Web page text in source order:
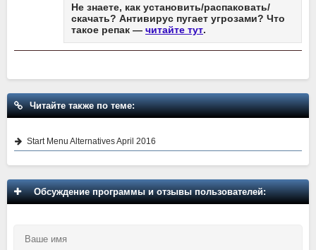
Не знаете, как установить/распаковать/
скачать? Антивирус пугает угрозами? Что
такое репак — читайте тут.
Читайте также по теме:
Start Menu Alternatives April 2016
Обсуждение программы и отзывы пользователей: